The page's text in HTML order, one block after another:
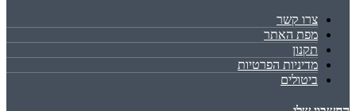
צרו קשר
מפת האתר
תקנון
מדיניות הפרטיות
ביטולים